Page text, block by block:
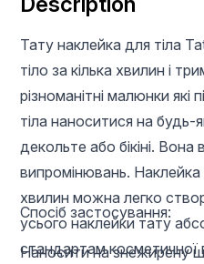
UAH 300
Global Fashion,
Rubber Base Coat
without Chemical 30
Тату наклейка для тіла
тіло за кілька хвилин і
різноманітні малюнки які
тіла наноситися на будь-
декольте або бікіні. Вона
випромінювань. Наклейка
хвилин можна легко
усього наклейки тату
стандартам косметичної
Спосіб застосування:
Наносити на знежирену